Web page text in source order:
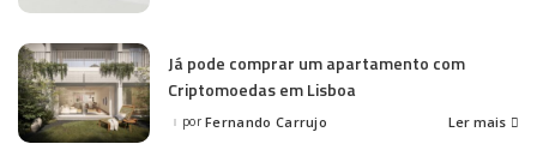
Já pode comprar um apartamento com
Criptomoedas em Lisboa
Posted
por Fernando Carrujo Ler mais